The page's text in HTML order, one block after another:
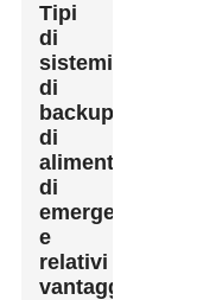
Tipi
di
sistemi
di
backup
di
alimentazione
di
emergenza
e
relativi
vantaggi